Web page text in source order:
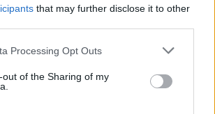
that may further disclose it to other
website/app uses one or more Google
visit or usage behaviour. You may click to
to Google and its third-party tags to
specified purposes in below Google
Processing Opt Outs
out of the Sharing of my